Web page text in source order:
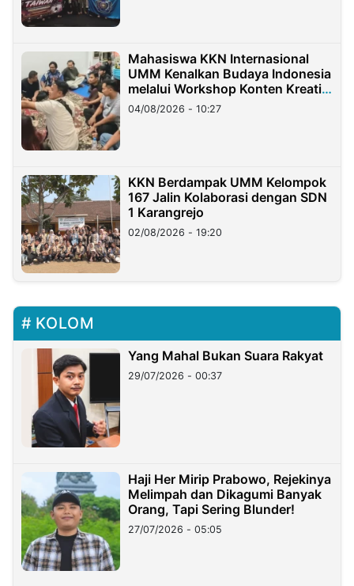
Mahasiswa KKN Internasional
UMM Kenalkan Budaya Indonesia
melalui Workshop Konten Kreatif
di Taiwan
04/08/2026 - 10:27
KKN Berdampak UMM Kelompok
167 Jalin Kolaborasi dengan SDN
1 Karangrejo
02/08/2026 - 19:20
KOLOM
Yang Mahal Bukan Suara Rakyat
29/07/2026 - 00:37
Haji Her Mirip Prabowo, Rejekinya
Melimpah dan Dikagumi Banyak
Orang, Tapi Sering Blunder!
27/07/2026 - 05:05